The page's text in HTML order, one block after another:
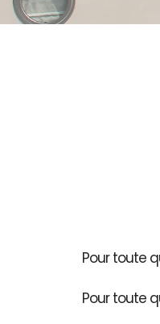
Pour toute
Pour toute